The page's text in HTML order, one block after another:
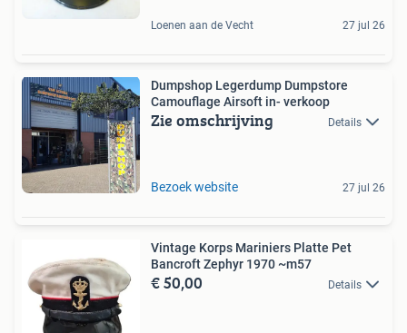
Loenen aan de Vecht 27 jul 26
Dumpshop Legerdump Dumpstore
Camouflage Airsoft in- verkoop
Zie omschrijving Details
Bezoek website 27 jul 26
Vintage Korps Mariniers Platte Pet
Bancroft Zephyr 1970 ~m57
€ 50,00 Details